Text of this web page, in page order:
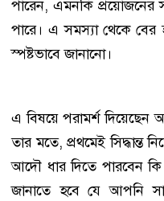
পারেন, এমনকি প্রয়োজনের
পারে। এ সমস্যা থেকে
স্পষ্টভাবে জানানো।
এ বিষয়ে পরামর্শ দিয়েছেন
তার মতে, প্রথমেই সিদ্ধান্ত
আদৌ ধার দিতে পারবেন কি
জানাতে হবে যে আপনি